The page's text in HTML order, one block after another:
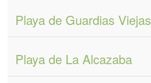
Playa de Guardias Viejas
Playa de La Alcazaba